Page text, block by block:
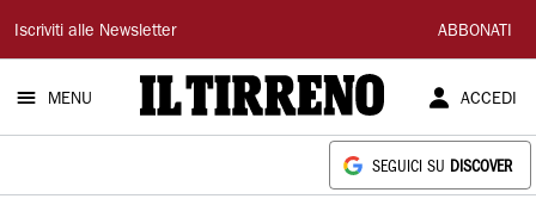
Il
Tirreno
Iscriviti alle Newsletter ABBONATI
MENU ACCEDI
SEGUICI SU DISCOVER